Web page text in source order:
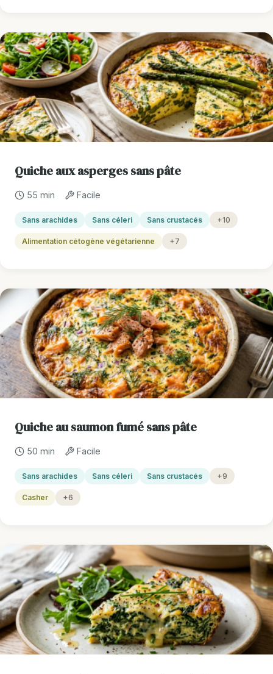
Quiche aux asperges sans pâte
55 min Facile
Sans arachides Sans céleri Sans crustacés +10
Alimentation cétogène végétarienne +7
Quiche au saumon fumé sans pâte
50 min Facile
Sans arachides Sans céleri Sans crustacés +9
Casher +6